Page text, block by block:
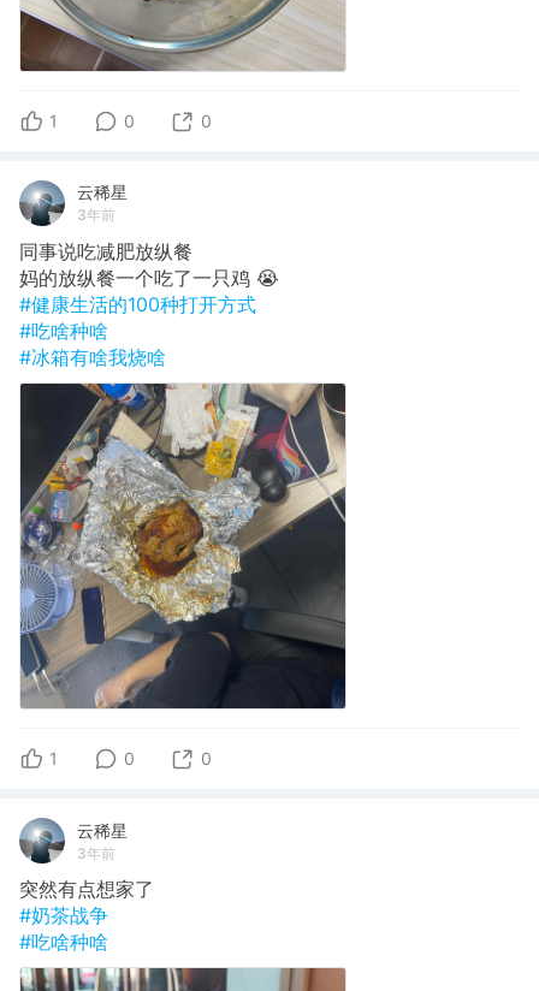
1 0 0
云稀星
3年前
同事说吃减肥放纵餐
妈的放纵餐一个吃了一只鸡 😭
#健康生活的100种打开方式
#吃啥种啥
#冰箱有啥我烧啥
1 0 0
云稀星
3年前
突然有点想家了
#奶茶战争
#吃啥种啥